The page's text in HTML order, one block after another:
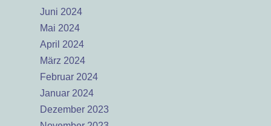
Juni 2024
Mai 2024
April 2024
März 2024
Februar 2024
Januar 2024
Dezember 2023